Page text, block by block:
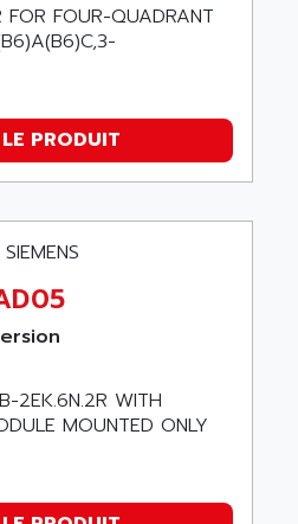
PANEL
FOR FOUR-QUADRANT
PRODUIT
2EK.6N.2R WITH
MOUNTED ONLY